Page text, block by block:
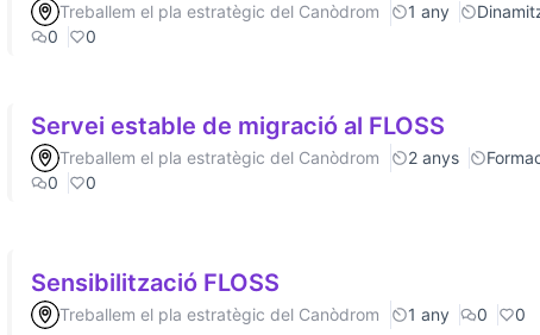
Treballem el pla estratègic del Canòdrom 1 any
0
0
Servei estable de migració al FLOSS
Treballem el pla estratègic del Canòdrom 2 anys
0
0
Sensibilització FLOSS
Treballem el pla estratègic del Canòdrom 1 any 0 0